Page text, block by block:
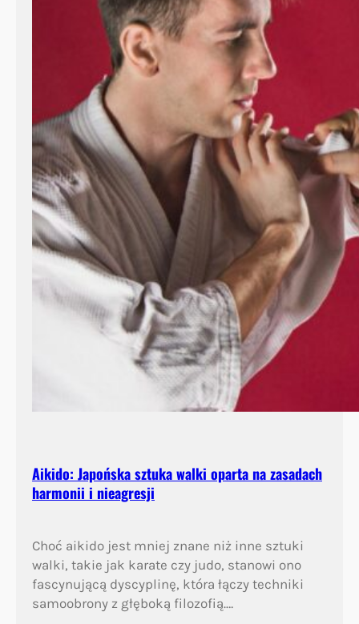
Aikido: Japońska sztuka walki oparta na zasadach
harmonii i nieagresji
Choć aikido jest mniej znane niż inne sztuki
walki, takie jak karate czy judo, stanowi ono
fascynującą dyscyplinę, która łączy techniki
samoobrony z głęboką filozofią.…